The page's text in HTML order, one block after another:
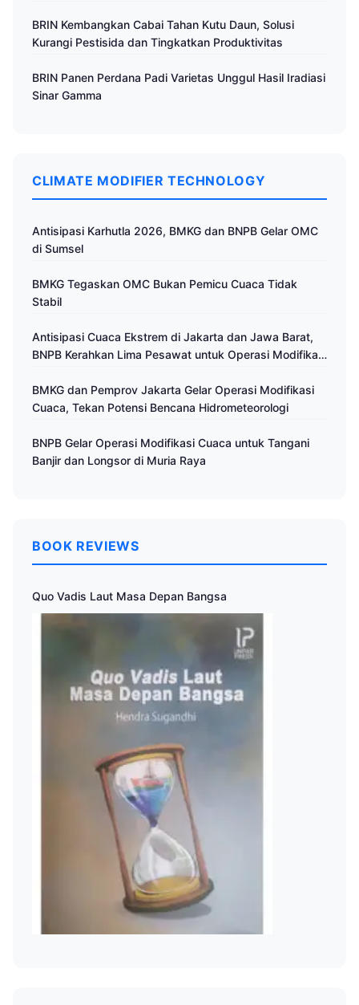
BRIN Kembangkan Cabai Tahan Kutu Daun, Solusi
Kurangi Pestisida dan Tingkatkan Produktivitas
BRIN Panen Perdana Padi Varietas Unggul Hasil Iradiasi
Sinar Gamma
CLIMATE MODIFIER TECHNOLOGY
Antisipasi Karhutla 2026, BMKG dan BNPB Gelar OMC
di Sumsel
BMKG Tegaskan OMC Bukan Pemicu Cuaca Tidak
Stabil
Antisipasi Cuaca Ekstrem di Jakarta dan Jawa Barat,
BNPB Kerahkan Lima Pesawat untuk Operasi Modifikasi
BMKG dan Pemprov Jakarta Gelar Operasi Modifikasi
Cuaca, Tekan Potensi Bencana Hidrometeorologi
BNPB Gelar Operasi Modifikasi Cuaca untuk Tangani
Banjir dan Longsor di Muria Raya
BOOK REVIEWS
Quo Vadis Laut Masa Depan Bangsa